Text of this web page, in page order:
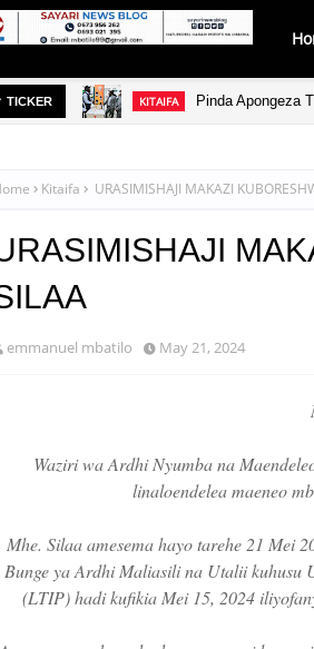
TICKER KITAIFA Pinda Apongeza
Kitaifa URASIMISHAJI MAKAZI
emmanuel mbatilo May 21, 2024
Waziri wa Ardhi Nyumba na
linaloendelea maeneo
Mhe. Silaa amesema hayo tarehe 21 Mei
Bunge ya Ardhi Maliasili na Utalii
(LTIP) hadi kufikia Mei 15, 2024